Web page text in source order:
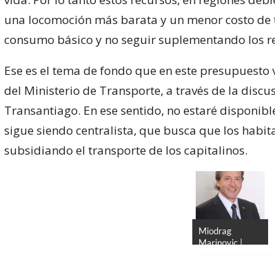
una locomoción más barata y un menor costo
consumo básico y no seguir suplementando los
Ese es el tema de fondo que en este
del Ministerio de Transporte, a través de la
Transantiago. En ese sentido, no estaré
sigue siendo centralista, que busca que los
subsidiando el transporte de los capitalinos.
Miodrag
Marinovic |